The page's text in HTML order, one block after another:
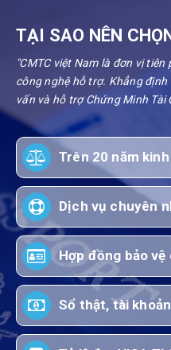
TẠI SAO NÊN
"CMTC việt Nam là đơn vị
công nghệ hỗ trợ. Khẳng
vấn và hỗ trợ Chứng Minh Tài
Trên 20 năm
Dịch vụ chuyên
Hợp đồng bảo vệ
Sổ thật, tài